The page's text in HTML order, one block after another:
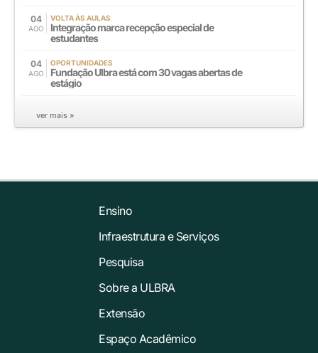
04
AGO
VOLTA ÀS AULAS
Integração marca recepção especial de
estudantes
04
AGO
OPORTUNIDADES
Fundação Ulbra está com 30 vagas abertas de
estágio
ver mais »
Ensino
Infraestrutura e Serviços
Pesquisa
Sobre a ULBRA
Extensão
Espaço Acadêmico